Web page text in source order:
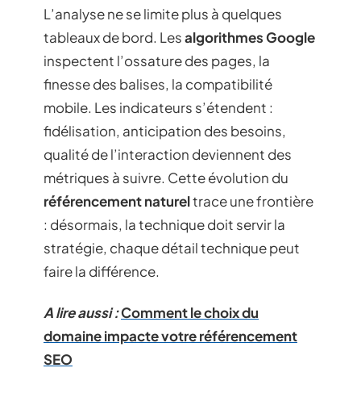
L’analyse ne se limite plus à quelques
tableaux de bord. Lesalgorithmes Google
inspectent l’ossature des pages, la
finesse des balises, la compatibilité
mobile. Les indicateurs s’étendent :
fidélisation, anticipation des besoins,
qualité de l’interaction deviennent des
métriques à suivre. Cette évolution du
référencement natureltrace une frontière
: désormais, la technique doit servir la
stratégie, chaque détail technique peut
faire la différence.
A lire aussi :Comment le choix du
domaine impacte votre référencement
SEO